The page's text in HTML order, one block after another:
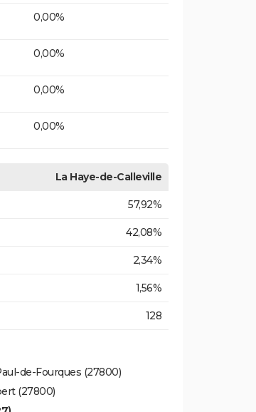
0,00%
0,00%
0,00%
0,00%
La Haye-de-Calleville
57,92%
42,08%
2,34%
1,56%
128
de-Fourques (27800)
(27800)